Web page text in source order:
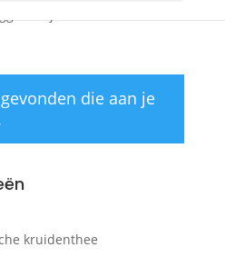
die aan je
kruidenthee